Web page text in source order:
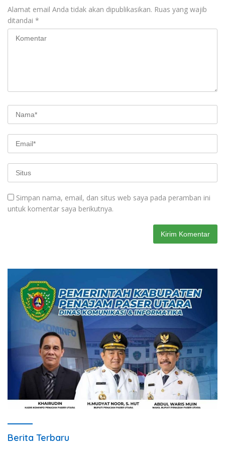
Alamat email Anda tidak akan dipublikasikan. Ruas yang wajib
ditandai *
Simpan nama, email, dan situs web saya pada peramban ini
untuk komentar saya berikutnya.
Berita Terbaru